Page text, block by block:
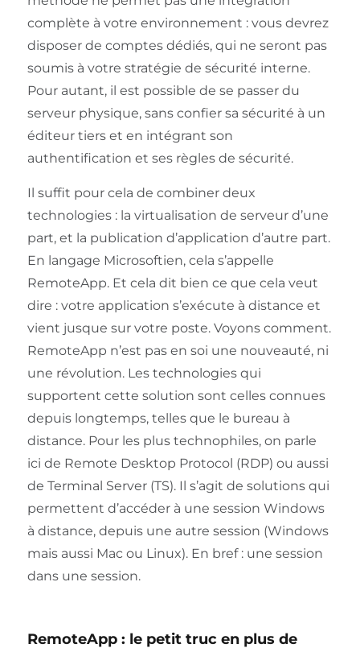
complète à votre environnement : vous devrez
disposer de comptes dédiés, qui ne seront pas
soumis à votre stratégie de sécurité interne.
Pour autant, il est possible de se passer du
serveur physique, sans confier sa sécurité à un
éditeur tiers et en intégrant son
authentification et ses règles de sécurité.
Il suffit pour cela de combiner deux
technologies : la virtualisation de serveur d’une
part, et la publication d’application d’autre part.
En langage Microsoftien, cela s’appelle
RemoteApp. Et cela dit bien ce que cela veut
dire : votre application s’exécute à distance et
vient jusque sur votre poste. Voyons comment.
RemoteApp n’est pas en soi une nouveauté, ni
une révolution. Les technologies qui
supportent cette solution sont celles connues
depuis longtemps, telles que le bureau à
distance. Pour les plus technophiles, on parle
ici de Remote Desktop Protocol (RDP) ou aussi
de Terminal Server (TS). Il s’agit de solutions qui
permettent d’accéder à une session Windows
à distance, depuis une autre session (Windows
mais aussi Mac ou Linux). En bref : une session
dans une session.
RemoteApp : le petit truc en plus de